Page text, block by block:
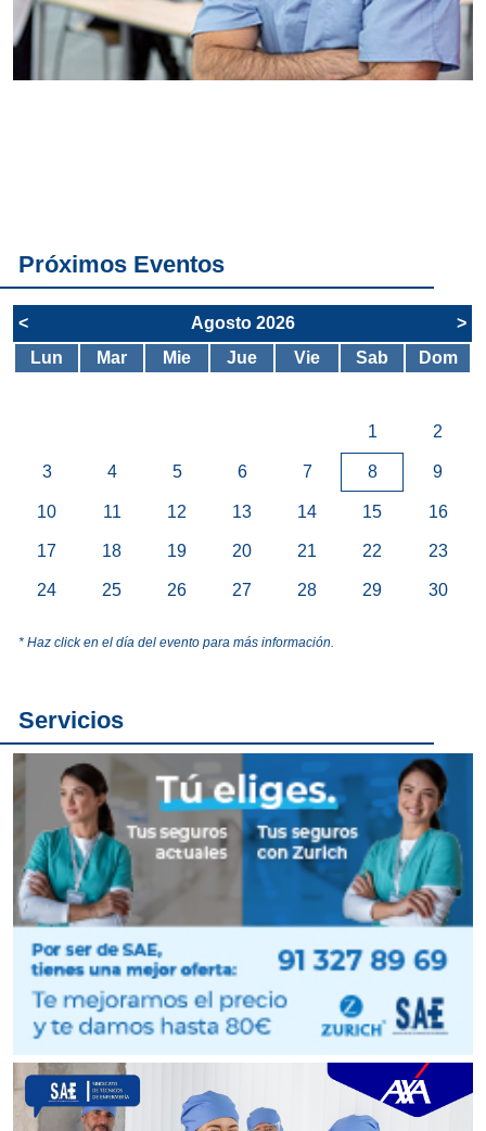
Próximos Eventos
< Agosto 2026
>
Lun
Mar Mie Jue Vie Sab Dom
1 2
3 4 5 6 7 8 9
10 11 12 13 14 15 16
17 18 19 20 21 22 23
24 25 26 27 28 29 30
* Haz click en el día del evento para más información.
Servicios